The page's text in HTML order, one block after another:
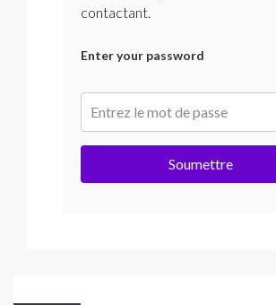
contactant.
Enter your password
Soumettre